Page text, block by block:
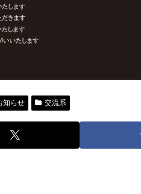
知らせ 交流系